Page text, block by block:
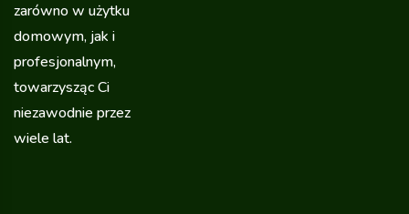
zarówno w użytku
domowym, jak i
profesjonalnym,
towarzysząc Ci
niezawodnie przez
wiele lat.